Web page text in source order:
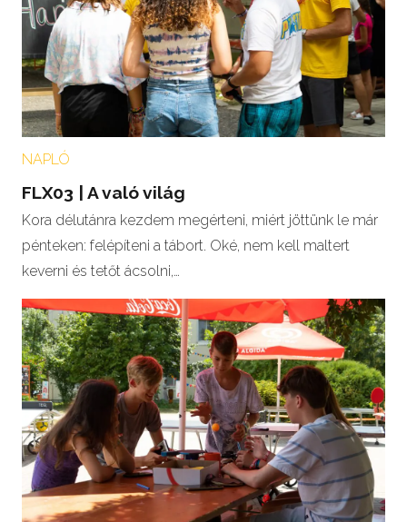
NAPLÓ
FLX03 | A való világ
Kora délutánra kezdem megérteni, miért jöttünk le már
pénteken: felépíteni a tábort. Oké, nem kell maltert
keverni és tetőt ácsolni,…